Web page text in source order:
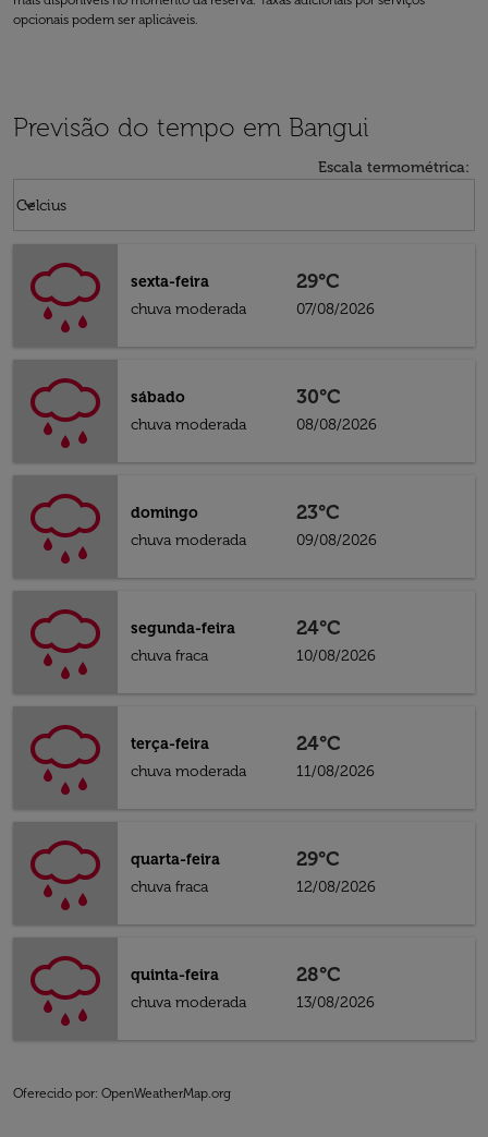
opcionais podem ser aplicáveis.
Previsão do tempo em Bangui
Escala termométrica:
Celcius
keyboard_arrow_down
sexta-feira
chuva moderada
29°C
07/08/2026
sábado
chuva moderada
30°C
08/08/2026
domingo
chuva moderada
23°C
09/08/2026
segunda-feira
chuva fraca
24°C
10/08/2026
terça-feira
chuva moderada
24°C
11/08/2026
quarta-feira
chuva fraca
29°C
12/08/2026
quinta-feira
chuva moderada
28°C
13/08/2026
Oferecido por: OpenWeatherMap.org